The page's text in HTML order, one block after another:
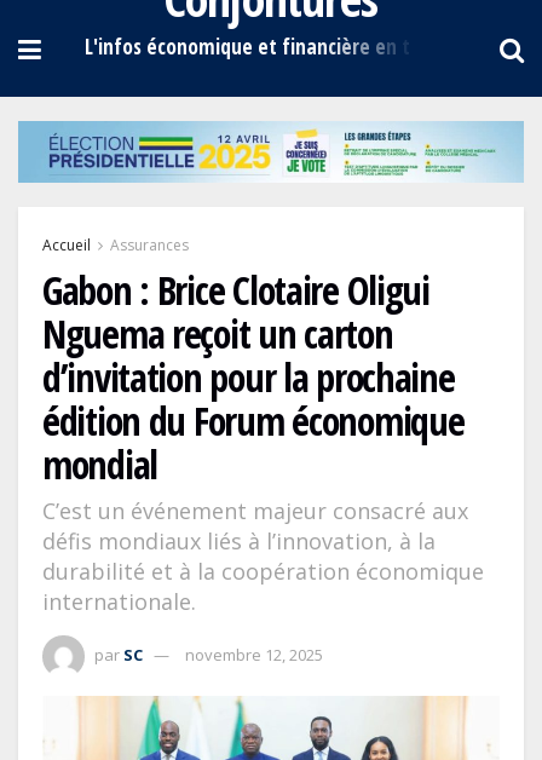
Accueil Assurances
Gabon : Brice Clotaire Oligui
Nguema reçoit un carton
d’invitation pour la prochaine
édition du Forum économique
mondial
C’est un événement majeur consacré aux
défis mondiaux liés à l’innovation, à la
durabilité et à la coopération économique
internationale.
par SC novembre 12, 2025